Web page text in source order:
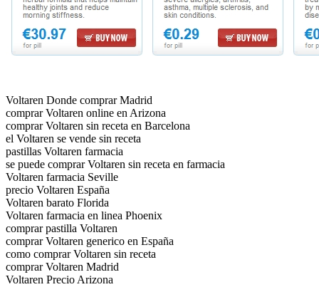
Voltaren Donde comprar Madrid
comprar Voltaren online en Arizona
comprar Voltaren sin receta en Barcelona
el Voltaren se vende sin receta
pastillas Voltaren farmacia
se puede comprar Voltaren sin receta en farmacia
Voltaren farmacia Seville
precio Voltaren España
Voltaren barato Florida
Voltaren farmacia en linea Phoenix
comprar pastilla Voltaren
comprar Voltaren generico en España
como comprar Voltaren sin receta
comprar Voltaren Madrid
Voltaren Precio Arizona